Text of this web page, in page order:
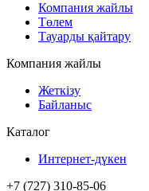
Компания жайлы
Төлем
Тауарды қайтару
Компания жайлы
Жеткізу
Байланыс
Каталог
Интернет-дүкен
+7 (727) 310-85-06